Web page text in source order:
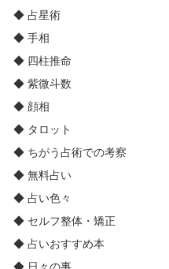
◆ 占星術
◆ 手相
◆ 四柱推命
◆ 紫微斗数
◆ 顔相
◆ タロット
◆ ちがう占術での考察
◆ 無料占い
◆ 占い色々
◆ セルフ整体・矯正
◆ 占いおすすめ本